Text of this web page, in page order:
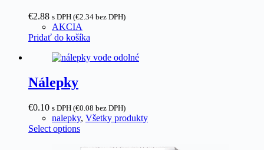
€2.88 s DPH (€2.34 bez DPH)
AKCIA
Pridať do košíka
Nálepky
€0.10 s DPH (€0.08 bez DPH)
nalepky, Všetky produkty
Select options